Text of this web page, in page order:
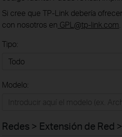
Si cree que TP-Link debería
con nosotros en GPL @tp-link.com
Tipo:
Empresas
Modelo:
Redes > Extensión de Red